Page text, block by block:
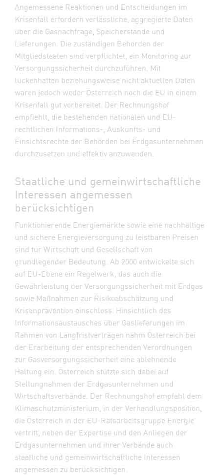
Angemessene Reaktionen und Entscheidungen im
Krisenfall erfordern verlässliche, aggregierte Daten
über die Gasnachfrage, Speicherstände und
Lieferungen. Die zuständigen Behörden der
Mitgliedstaaten sind verpflichtet, ein Monitoring zur
Versorgungssicherheit durchzuführen. Mit
lückenhaften beziehungsweise nicht aktuellen Daten
waren jedoch weder Österreich noch die EU in einem
Krisenfall gut vorbereitet. Der Rechnungshof
empfiehlt, die bestehenden nationalen und EU-
rechtlichen Informations-, Auskunfts- und
Einsichtsrechte der Behörden bei Erdgasunternehmen
durchzusetzen und effektiv anzuwenden.
Staatliche und gemeinwirtschaftliche
Interessen angemessen
berücksichtigen
Funktionierende Energiemärkte sowie eine nachhaltige
und sichere Energie​versorgung zu leistbaren Preisen
sind für Wirtschaft und Gesellschaft von
grundlegender Bedeutung. Ab 2000 entwickelte sich
auf EU-Ebene ein Regelwerk, das auch die
Gewährleistung der Versorgungssicherheit mit Erdgas
sowie Maßnahmen zur Risikoabschätzung und
Krisenprävention einschloss. Hinsichtlich des
Informationsaustausches über Gaslieferungen im
Rahmen von Langfristverträgen nahm Österreich bei
der Erarbeitung der entsprechenden Verordnungen
zur Gasversorgungssicherheit eine ablehnende
Haltung ein. Österreich stützte sich dabei auf
Stellungnahmen der Erdgasunternehmen und
Wirtschaftsverbände. Der Rechnungshof empfahl dem
Klimaschutzministerium, in der Verhandlungsposition,
die Österreich in der EU-Ratsarbeitsgruppe Energie
vertritt, neben der Expertise und den Anliegen der
Erdgasunternehmen und ihrer Verbände auch
staatliche und gemeinwirtschaftliche Interessen
angemessen zu berücksichtigen.